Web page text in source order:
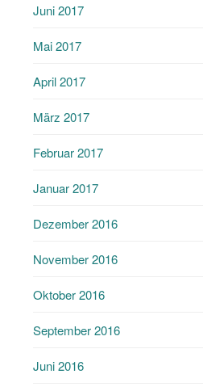
Juni 2017
Mai 2017
April 2017
März 2017
Februar 2017
Januar 2017
Dezember 2016
November 2016
Oktober 2016
September 2016
Juni 2016